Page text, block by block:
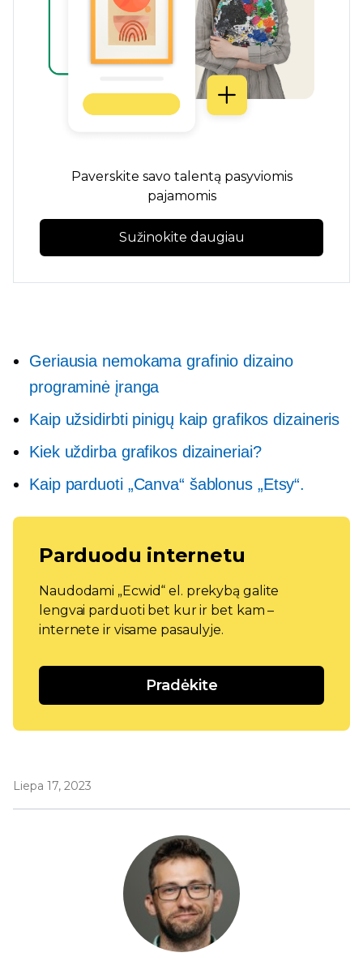
Paverskite savo talentą pasyviomis
pajamomis
Sužinokite daugiau
Geriausia nemokama grafinio dizaino
programinė įranga
Kaip užsidirbti pinigų kaip grafikos dizaineris
Kiek uždirba grafikos dizaineriai?
Kaip parduoti „Canva“ šablonus „Etsy“.
Parduodu internetu
Naudodami „Ecwid“ el. prekybą galite
lengvai parduoti bet kur ir bet kam –
internete ir visame pasaulyje.
Pradėkite
Liepa 17, 2023